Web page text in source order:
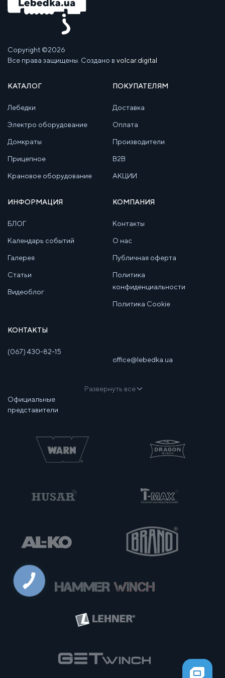
Copyright ©2026
Все права защищены. Создано в volcar.digital
КАТАЛОГ
Лебедки
Электро оборудование
Домкраты
Прицепное
Крановое оборудование
ПОКУПАТЕЛЯМ
Доставка
Оплата
Производители
B2B
АКЦИИ
ИНФОРМАЦИЯ
БЛОГ
Календарь событий
Галерея
Статьи
Видеоблог
КОМПАНИЯ
Контакты
О нас
Публичная оферта
Политика
конфиденциальности
Политика Cookie
КОНТАКТЫ
(067) 430-82-15
office@lebedka.ua
Развернуть все
Официальные
представители